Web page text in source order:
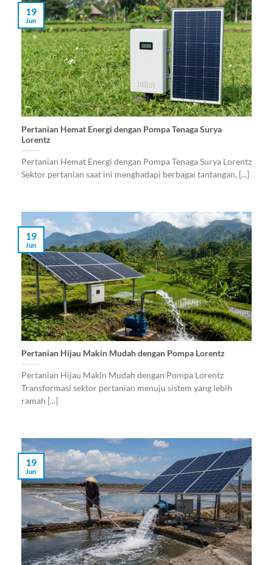
Pertanian Hemat Energi dengan Pompa Tenaga Surya
Lorentz
Pertanian Hemat Energi dengan Pompa Tenaga Surya Lorentz
Sektor pertanian saat ini menghadapi berbagai tantangan, [...]
19
Jun
Pertanian Hijau Makin Mudah dengan Pompa Lorentz
Pertanian Hijau Makin Mudah dengan Pompa Lorentz
Transformasi sektor pertanian menuju sistem yang lebih
ramah [...]
19
Jun
19
Jun